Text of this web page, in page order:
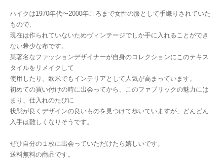
ハイクは1970年代〜2000年ころまで女性の服として手織りされていた
もので、
現在は作られていないためヴィンテージでしか手に入れることができ
ない希少な布です。
某著名なファッションデザイナーが自身のコレクションにこのテキス
タイルをリメイクして
使用したり、欧米でもインテリアとして人気が高まっています。
初めての買い付けの時に出会ってから、このファブリックの魅力には
まり、仕入れのたびに
状態が良くデザインの良いものを見つけて歩いていますが、どんどん
入手は難しくなりそうです。
ぜひ自分の１枚に出会っていただけたら嬉しいです。
送料無料の商品です。